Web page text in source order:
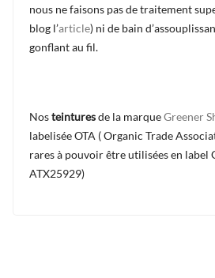
nous ne faisons pas de traitement
blog l’article) ni de bain
gonflant au fil.
Nosteinturesde la marqueGreener
labelisée OTA ( Organic Trade
rares à pouvoir être utilisées en label
ATX25929)